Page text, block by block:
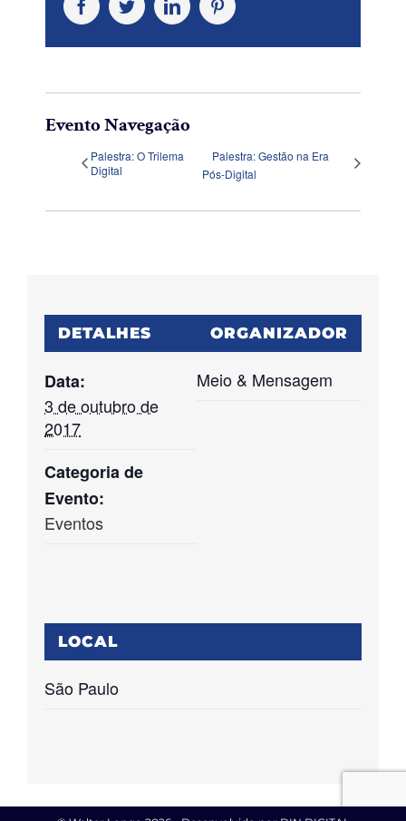
FacebookTwitterLinkedInPinterest
Evento Navegação
Palestra: O Trilema
Digital
Palestra: Gestão na Era
Pós-Digital
DETALHES
Data:
3 de outubro de
2017
Categoria de
Evento:
Eventos
ORGANIZADOR
Meio & Mensagem
LOCAL
São Paulo